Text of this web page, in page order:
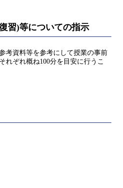
習)等についての指示
考資料等を参考にして授業の事前
れぞれ概ね100分を目安に行うこ